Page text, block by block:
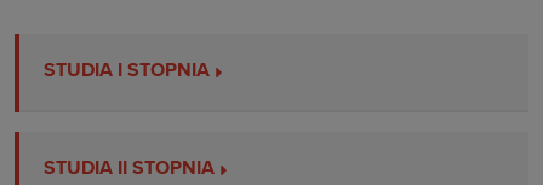
STUDIA I STOPNIA
STUDIA II STOPNIA